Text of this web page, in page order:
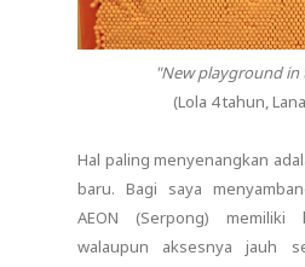
"New playground in
(Lola 4 tahun,
Hal paling menyenangkan
baru. Bagi saya
AEON (Serpong) memiliki
walaupun aksesnya jauh